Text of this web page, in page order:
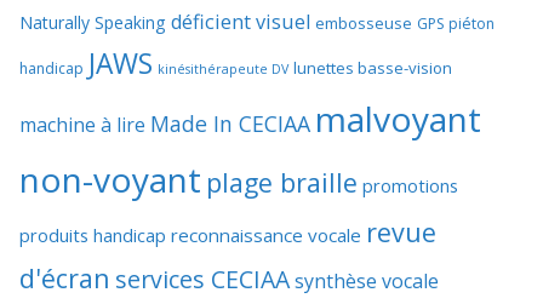
Naturally Speaking déficient visuel embosseuse GPS piéton
handicap JAWS kinésithérapeute DV lunettes basse-vision
machine à lire Made In CECIAA malvoyant
non-voyant plage braille promotions
produits handicap reconnaissance vocale revue
d'écran services CECIAAsynthèse vocale